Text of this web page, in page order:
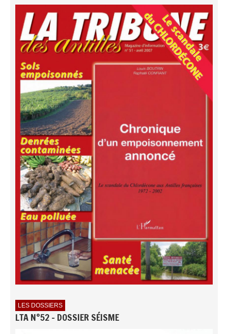
LES DOSSIERS
LTA N°52 - DOSSIER SÉISME